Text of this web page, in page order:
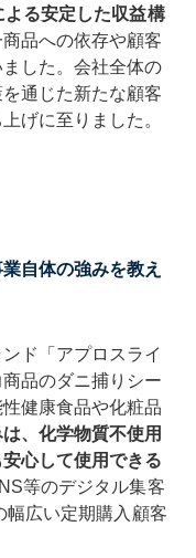
る安定した収益構
品への依存や顧客
した。会社全体の
通じた新たな顧客
げに至りました。
自体の強みを教え
ド「アプロスライ
品のダニ捕りシー
健康食品や化粧品
、化学物質不使用
心して使用できる
等のデジタル集客
幅広い定期購入顧客